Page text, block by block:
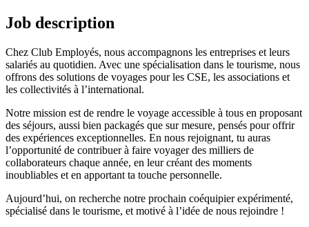
Job description
Chez Club Employés, nous accompagnons les entreprises et leurs
salariés au quotidien. Avec une spécialisation dans le tourisme, nous
offrons des solutions de voyages pour les CSE, les associations et
les collectivités à l’international.
Notre mission est de rendre le voyage accessible à tous en proposant
des séjours, aussi bien packagés que sur mesure, pensés pour offrir
des expériences exceptionnelles. En nous rejoignant, tu auras
l’opportunité de contribuer à faire voyager des milliers de
collaborateurs chaque année, en leur créant des moments
inoubliables et en apportant ta touche personnelle.
Aujourd’hui, on recherche notre prochain coéquipier expérimenté,
spécialisé dans le tourisme, et motivé à l’idée de nous rejoindre !